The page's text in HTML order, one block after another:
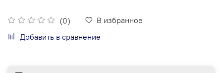
(0)
В избранное
Добавить в сравнение